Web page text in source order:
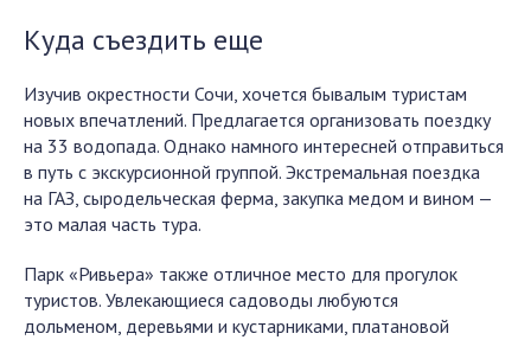
Куда съездить еще
Изучив окрестности Сочи, хочется бывалым туристам
новых впечатлений. Предлагается организовать поездку
на 33 водопада. Однако намного интересней отправиться
в путь с экскурсионной группой. Экстремальная поездка
на ГАЗ, сыродельческая ферма, закупка медом и вином —
это малая часть тура.
Парк «Ривьера» также отличное место для прогулок
туристов. Увлекающиеся садоводы любуются
дольменом, деревьями и кустарниками, платановой